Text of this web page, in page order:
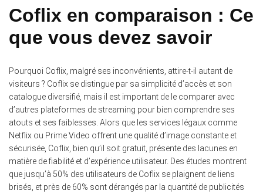
Coflix en comparaison : Ce
que vous devez savoir
Pourquoi Coflix, malgré ses inconvénients, attire-t-il autant de
visiteurs ? Coflix se distingue par sa simplicité d’accès et son
catalogue diversifié, mais il est important de le comparer avec
d’autres plateformes de streaming pour bien comprendre ses
atouts et ses faiblesses. Alors que les services légaux comme
Netflix ou Prime Video offrent une qualité d’image constante et
sécurisée, Coflix, bien qu’il soit gratuit, présente des lacunes en
matière de fiabilité et d’expérience utilisateur. Des études montrent
que jusqu’à 50% des utilisateurs de Coflix se plaignent de liens
brisés, et près de 60% sont dérangés par la quantité de publicités